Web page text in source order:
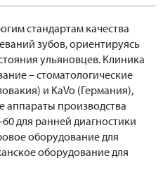
стандартам качества
зубов, ориентируясь
ульяновцев. Клиника
– стоматологические
и KaVo (Германия),
аппараты производства
для ранней диагностики
оборудование для
оборудование для